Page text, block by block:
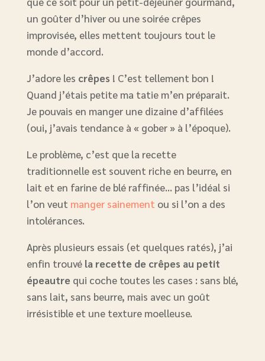
un goûter d’hiver ou une soirée crêpes
improvisée, elles mettent toujours tout le
monde d’accord.
J’adore les crêpes ! C’est tellement bon !
Quand j’étais petite ma tatie m’en préparait.
Je pouvais en manger une dizaine d’affilées
(oui, j’avais tendance à « gober » à l’époque).
Le problème, c’est que la recette
traditionnelle est souvent riche en beurre, en
lait et en farine de blé raffinée… pas l’idéal si
l’on veut manger sainement ou si l’on a des
intolérances.
Après plusieurs essais (et quelques ratés), j’ai
enfin trouvé la recette de crêpes au petit
épeautre qui coche toutes les cases : sans blé,
sans lait, sans beurre, mais avec un goût
irrésistible et une texture moelleuse.